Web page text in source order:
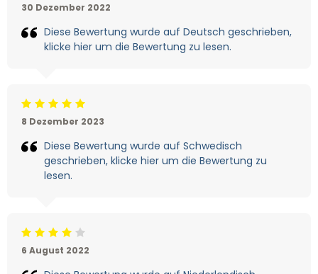
30 Dezember 2022
Diese Bewertung wurde auf Deutsch geschrieben,
klicke hier um die Bewertung zu lesen.
Beoordeling: 5/5
8 Dezember 2023
Diese Bewertung wurde auf Schwedisch
geschrieben, klicke hier um die Bewertung zu
lesen.
Beoordeling: 4/5
6 August 2022